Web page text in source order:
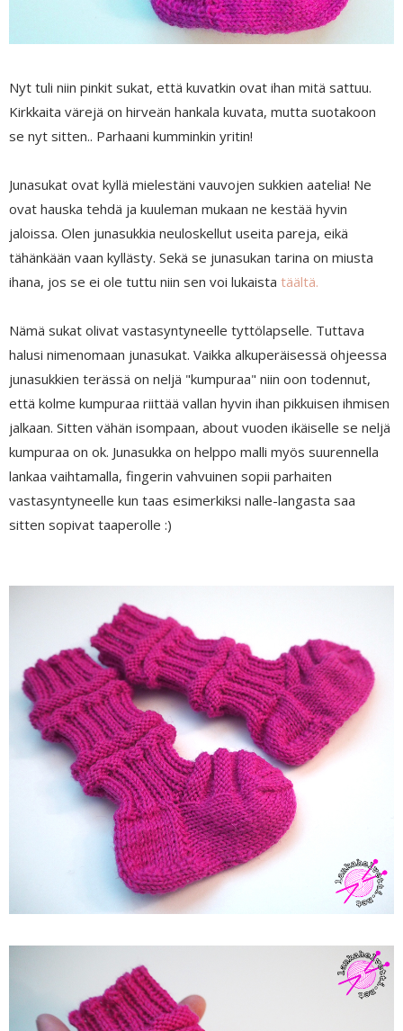
Nyt tuli niin pinkit sukat, että kuvatkin ovat ihan mitä sattuu.
Kirkkaita värejä on hirveän hankala kuvata, mutta suotakoon
se nyt sitten.. Parhaani kumminkin yritin!
Junasukat ovat kyllä mielestäni vauvojen sukkien aatelia! Ne
ovat hauska tehdä ja kuuleman mukaan ne kestää hyvin
jaloissa. Olen junasukkia neuloskellut useita pareja, eikä
tähänkään vaan kyllästy. Sekä se junasukan tarina on miusta
ihana, jos se ei ole tuttu niin sen voi lukaista täältä.
Nämä sukat olivat vastasyntyneelle tyttölapselle. Tuttava
halusi nimenomaan junasukat. Vaikka alkuperäisessä ohjeessa
junasukkien terässä on neljä "kumpuraa" niin oon todennut,
että kolme kumpuraa riittää vallan hyvin ihan pikkuisen ihmisen
jalkaan. Sitten vähän isompaan, about vuoden ikäiselle se neljä
kumpuraa on ok. Junasukka on helppo malli myös suurennella
lankaa vaihtamalla, fingerin vahvuinen sopii parhaiten
vastasyntyneelle kun taas esimerkiksi nalle-langasta saa
sitten sopivat taaperolle :)